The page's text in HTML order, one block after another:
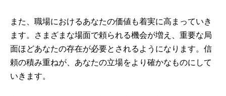
また、職場におけるあなたの価値も着実に高まっていき
ます。さまざまな場面で頼られる機会が増え、重要な局
面ほどあなたの存在が必要とされるようになります。信
頼の積み重ねが、あなたの立場をより確かなものにして
いきます。